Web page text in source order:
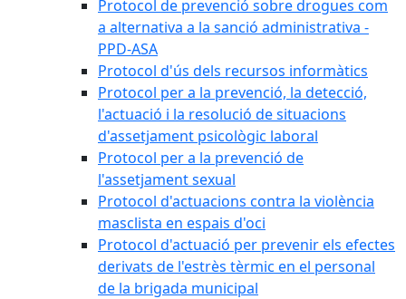
Protocol de prevenció sobre drogues com
a alternativa a la sanció administrativa -
PPD-ASA
Protocol d'ús dels recursos informàtics
Protocol per a la prevenció, la detecció,
l'actuació i la resolució de situacions
d'assetjament psicològic laboral
Protocol per a la prevenció de
l'assetjament sexual
Protocol d'actuacions contra la violència
masclista en espais d'oci
Protocol d'actuació per prevenir els efectes
derivats de l'estrès tèrmic en el personal
de la brigada municipal